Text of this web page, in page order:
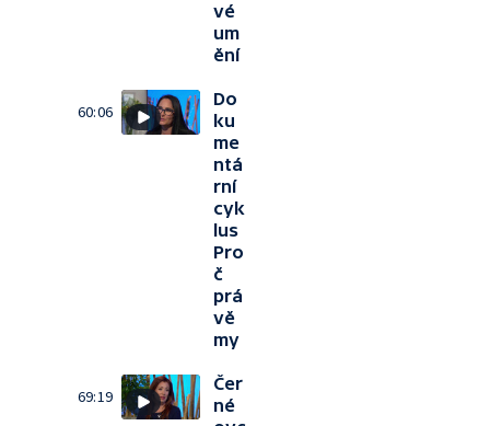
vé
um
ění
60:06
Do
ku
me
ntá
rní
cyk
lus
Pro
č
prá
vě
my
69:19
Čer
né